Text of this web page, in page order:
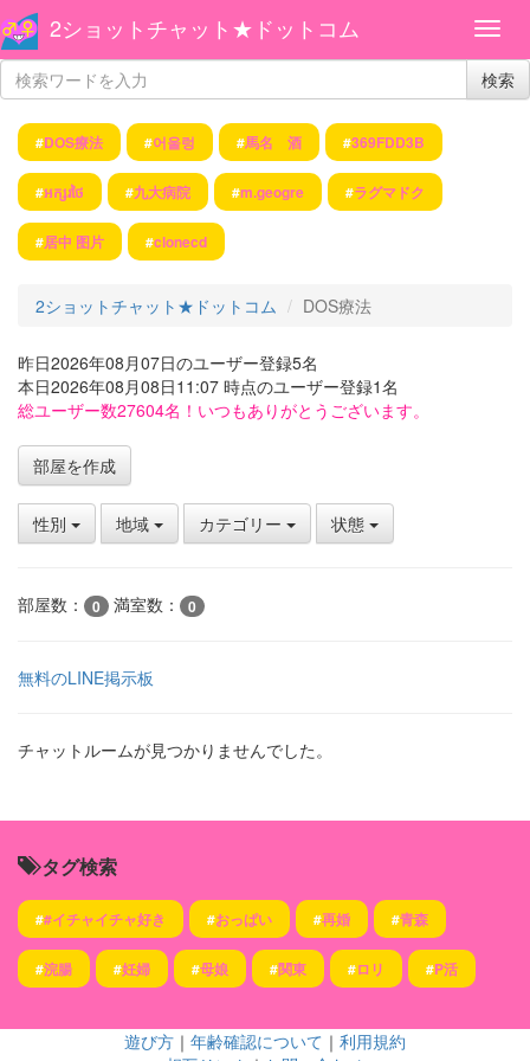
2ショットチャット★ドットコム
検索
#DOS療法 #어울렁 #馬名 酒 #369FDD3B
#អក្សរថៃ #九大病院 #m.geogre #ラグマドク
#居中 图片 #clonecd
2ショットチャット★ドットコム DOS療法
昨日2026年08月07日のユーザー登録5名
本日2026年08月08日11:07 時点のユーザー登録1名
総ユーザー数27604名！いつもありがとうございます。
部屋を作成
性別 地域 カテゴリー 状態
部屋数： 0 満室数： 0
無料のLINE掲示板
チャットルームが見つかりませんでした。
タグ検索
##イチャイチャ好き #おっぱい #再婚 #青森
#浣腸 #妊婦 #母娘 #関東 #ロリ #P活
遊び方 ｜ 年齢確認について ｜ 利用規約